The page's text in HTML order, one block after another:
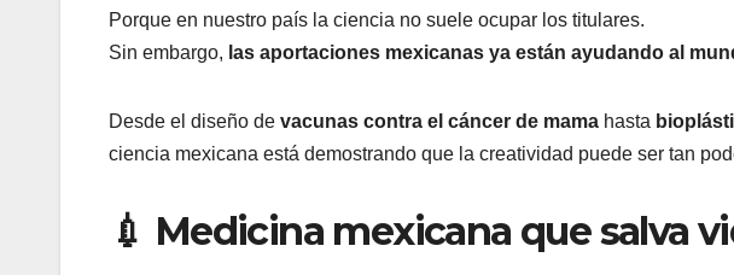
Porque en nuestro país la ciencia no suele ocupar los titulares.
Sin embargo, las aportaciones mexicanas ya están ayudando al
Desde el diseño de vacunas contra el cáncer de mama hasta
ciencia mexicana está demostrando que la creatividad puede ser tan
💉 Medicina mexicana que salva